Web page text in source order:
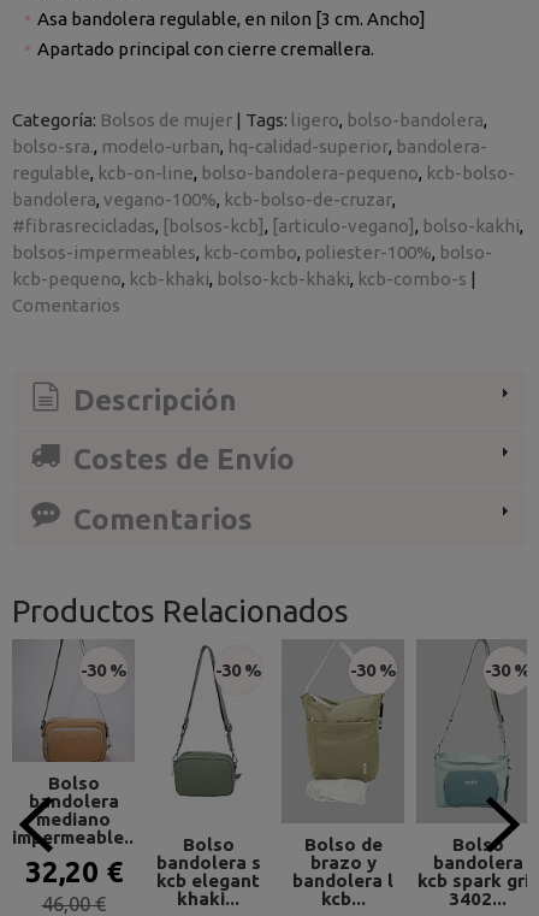
Asa bandolera regulable, en nilon [3 cm. Ancho]
Apartado principal con cierre cremallera.
Categoría: Bolsos de mujer | Tags: ligero bolso-bandolera
bolso-sra. modelo-urban hq-calidad-superior bandolera-
regulable kcb-on-line bolso-bandolera-pequeno kcb-bolso-
bandolera vegano-100% kcb-bolso-de-cruzar
#fibrasrecicladas [bolsos-kcb] [articulo-vegano]
bolso-kakhi
bolsos-impermeables kcb-combo poliester-100% bolso-
kcb-pequeno kcb-khaki bolso-kcb-khaki kcb-combo-s |
Comentarios
Descripción
Costes de Envío
Comentarios
Productos Relacionados
-30 %
Bolso
bandolera
mediano
impermeable...
32,20 €
46,00 €
-30 %
Bolso
bandolera s
kcb elegant
khaki...
-30 %
Bolso de
brazo y
bandolera l
kcb...
-30 %
Bolso
bandolera
kcb spark gris
3402...